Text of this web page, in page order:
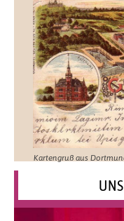
Kartengruß aus